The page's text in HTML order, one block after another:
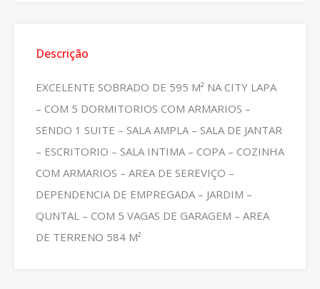
Descrição
EXCELENTE SOBRADO DE 595 M² NA CITY LAPA
– COM 5 DORMITORIOS COM ARMARIOS –
SENDO 1 SUITE – SALA AMPLA – SALA DE JANTAR
– ESCRITORIO – SALA INTIMA – COPA – COZINHA
COM ARMARIOS – AREA DE SEREVIÇO –
DEPENDENCIA DE EMPREGADA – JARDIM –
QUNTAL – COM 5 VAGAS DE GARAGEM – AREA
DE TERRENO 584 M²